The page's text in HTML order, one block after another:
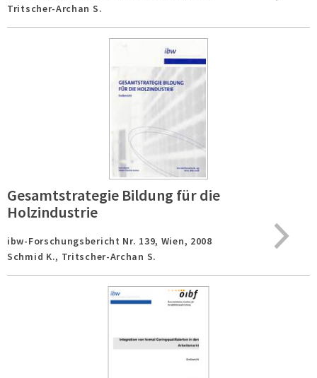
Tritscher-Archan S.
Gesamtstrategie Bildung für die
Holzindustrie
ibw-Forschungsbericht Nr. 139, Wien, 2008
Schmid K., Tritscher-Archan S.